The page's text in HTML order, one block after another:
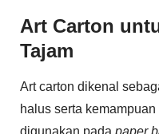
Art Carton
Tajam
Art carton dikenal
halus serta